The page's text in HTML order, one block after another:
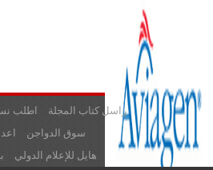
اطلب
راسل كتاب المجلة
سوق الدواجن
هايل للإعلام الدولي